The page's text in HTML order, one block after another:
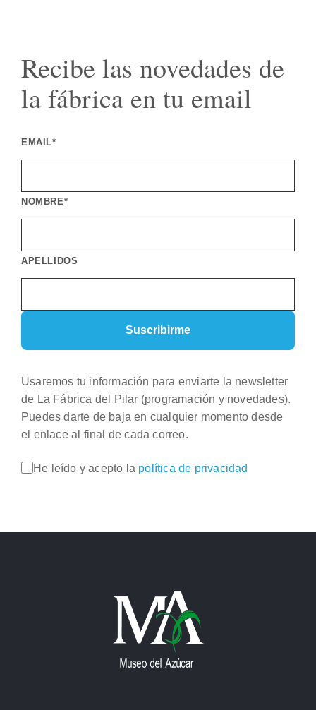
Recibe las novedades de
la fábrica en tu email
EMAIL*
NOMBRE*
APELLIDOS
Usaremos tu información para enviarte la newsletter
de La Fábrica del Pilar (programación y novedades).
Puedes darte de baja en cualquier momento desde
el enlace al final de cada correo.
He leído y acepto la política de privacidad